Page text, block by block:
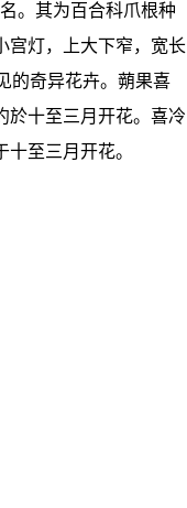
。其为百合科爪根种
宫灯，上大下窄，宽长
的奇异花卉。蒴果喜
於十至三月开花。喜冷
至三月开花。